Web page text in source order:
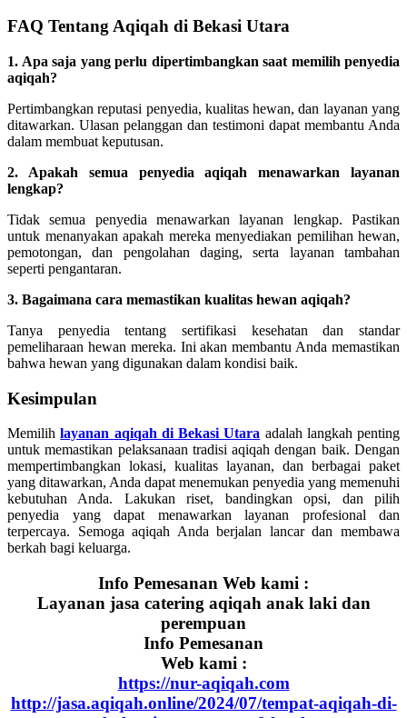
FAQ Tentang Aqiqah di Bekasi Utara
1. Apa saja yang perlu dipertimbangkan saat memilih penyedia
aqiqah?
Pertimbangkan reputasi penyedia, kualitas hewan, dan layanan yang
ditawarkan. Ulasan pelanggan dan testimoni dapat membantu Anda
dalam membuat keputusan.
2. Apakah semua penyedia aqiqah menawarkan layanan
lengkap?
Tidak semua penyedia menawarkan layanan lengkap. Pastikan
untuk menanyakan apakah mereka menyediakan pemilihan hewan,
pemotongan, dan pengolahan daging, serta layanan tambahan
seperti pengantaran.
3. Bagaimana cara memastikan kualitas hewan aqiqah?
Tanya penyedia tentang sertifikasi kesehatan dan standar
pemeliharaan hewan mereka. Ini akan membantu Anda memastikan
bahwa hewan yang digunakan dalam kondisi baik.
Kesimpulan
Memilihlayanan aqiqah di Bekasi Utara adalah langkah penting
untuk memastikan pelaksanaan tradisi aqiqah dengan baik. Dengan
mempertimbangkan lokasi, kualitas layanan, dan berbagai paket
yang ditawarkan, Anda dapat menemukan penyedia yang memenuhi
kebutuhan Anda. Lakukan riset, bandingkan opsi, dan pilih
penyedia yang dapat menawarkan layanan profesional dan
terpercaya. Semoga aqiqah Anda berjalan lancar dan membawa
berkah bagi keluarga.
Info Pemesanan Web kami :
Layanan jasa catering aqiqah anak laki dan
perempuan
Info Pemesanan
Web kami :
https://nur-aqiqah.com
http://jasa.aqiqah.online/2024/07/tempat-aqiqah-di-